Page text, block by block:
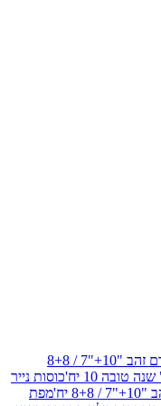
סט צלחות שנה טובה קרם זהב "10+"7 / 8+8
כוסות נייר
מפת